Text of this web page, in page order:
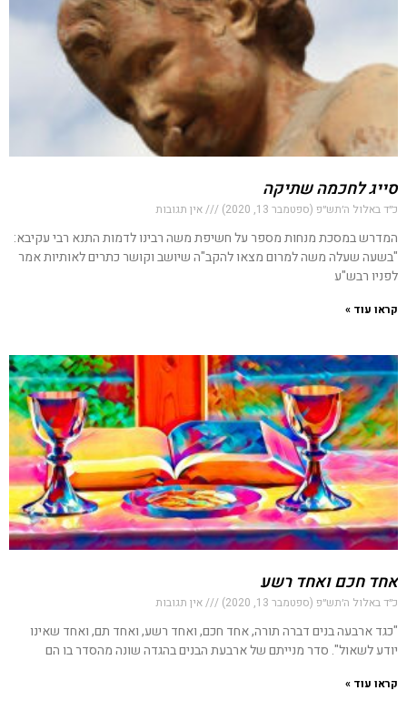
סייג לחכמה שתיקה
כ״ד באלול ה׳תש״פ (ספטמבר 13, 2020) אין תגובות
המדרש במסכת מנחות מספר על חשיפת משה רבינו לדמות התנא רבי עקיבא:
"בשעה שעלה משה למרום מצאו להקב"ה שיושב וקושר כתרים לאותיות אמר
לפניו רבש"ע
קראו עוד »
אחד חכם ואחד רשע
כ״ד באלול ה׳תש״פ (ספטמבר 13, 2020) אין תגובות
"כגד ארבעה בנים דברה תורה, אחד חכם, ואחד רשע, ואחד תם, ואחד שאינו
יודע לשאול". סדר מנייתם של ארבעת הבנים בהגדה שונה מהסדר בו הם
קראו עוד »